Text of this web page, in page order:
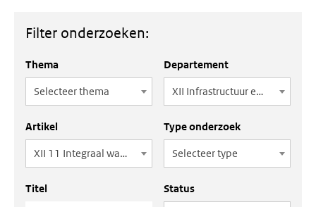
Filter onderzoeken:
Thema
Selecteer thema
Departement
XII Infrastructuur en Waterstaat
Artikel
XII 11 Integraal waterbeleid
Type onderzoek
Selecteer type
Titel
Status